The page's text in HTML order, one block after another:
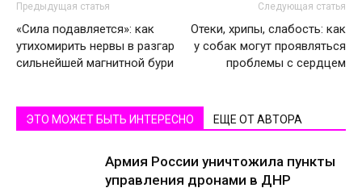
Предыдущая статья
«Сила подавляется»: как
утихомирить нервы в разгар
сильнейшей магнитной бури
Следующая статья
Отеки, хрипы, слабость: как
у собак могут проявляться
проблемы с сердцем
ЭТО МОЖЕТ БЫТЬ ИНТЕРЕСНО ЕЩЕ ОТ АВТОРА
Армия России уничтожила пункты
управления дронами в ДНР